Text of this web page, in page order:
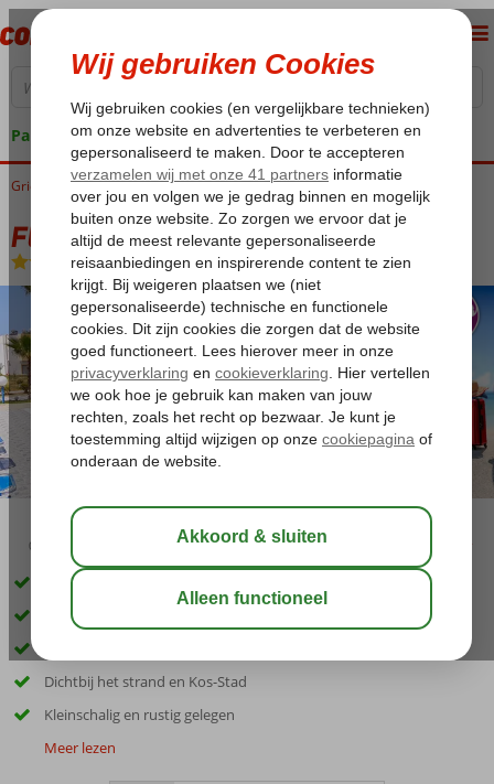
Pakketgarantie
Home
Griekenland Kos Kos-Stad Fly & Go Olympia Appartementen
Fly & Go Olympia Appartementen
Logies-Appartement
03:45 aug 32°C
Inclusief huurauto
Gerund door vriendelijke familie
Dichtbij het strand en Kos-Stad
Kleinschalig en rustig gelegen
Meer lezen